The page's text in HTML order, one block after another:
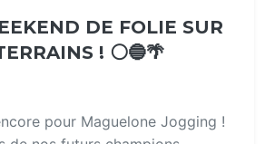
DE FOLIE SUR
! ⚪🔵🌴
pour Maguelone Jogging !